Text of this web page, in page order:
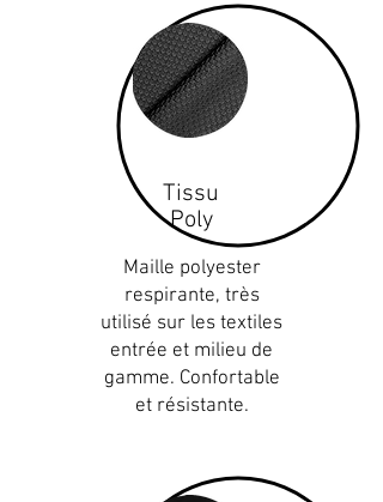
Tissu
Poly
Maille polyester
respirante, très
utilisé sur les textiles
entrée et milieu de
gamme. Confortable
et résistante.